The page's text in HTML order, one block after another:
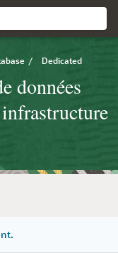
/ Dedicated
données